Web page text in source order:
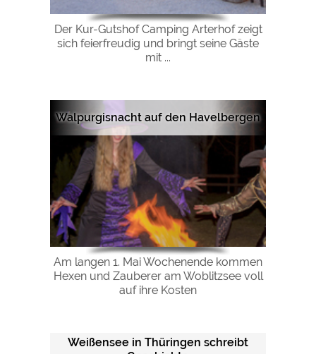
Der Kur-Gutshof Camping Arterhof zeigt
sich feierfreudig und bringt seine Gäste
mit ...
Walpurgisnacht auf den Havelbergen
Am langen 1. Mai Wochenende kommen
Hexen und Zauberer am Woblitzsee voll
auf ihre Kosten
Weißensee in Thüringen schreibt